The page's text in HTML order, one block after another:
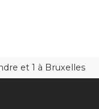
et 1 à Bruxelles